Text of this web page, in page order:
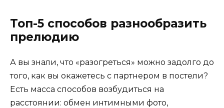
Топ-5 способов разнообразить
прелюдию
А вы знали, что «разогреться» можно задолго до
того, как вы окажетесь с партнером в постели?
Есть масса способов возбудиться на
расстоянии: обмен интимными фото,